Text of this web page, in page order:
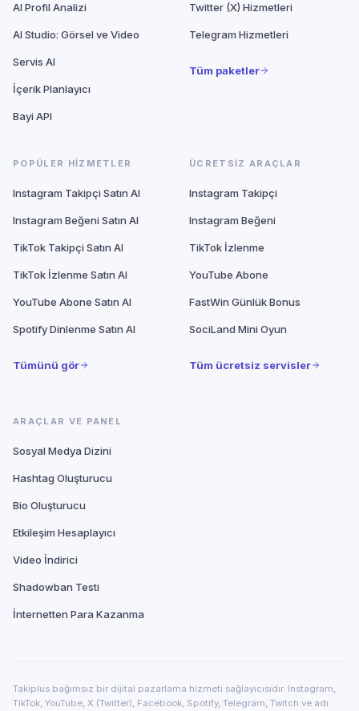
AI Profil Analizi
AI Studio: Görsel ve Video
Servis AI
İçerik Planlayıcı
Bayi API
Twitter (X) Hizmetleri
Telegram Hizmetleri
Tüm paketler
POPÜLER HIZMETLER
Instagram Takipçi Satın Al
Instagram Beğeni Satın Al
TikTok Takipçi Satın Al
TikTok İzlenme Satın Al
YouTube Abone Satın Al
Spotify Dinlenme Satın Al
Tümünü gör
ÜCRETSIZ ARAÇLAR
Instagram Takipçi
Instagram Beğeni
TikTok İzlenme
YouTube Abone
FastWin Günlük Bonus
SociLand Mini Oyun
Tüm ücretsiz servisler
ARAÇLAR VE PANEL
Sosyal Medya Dizini
Hashtag Oluşturucu
Bio Oluşturucu
Etkileşim Hesaplayıcı
Video İndirici
Shadowban Testi
İnternetten Para Kazanma
Takiplus bağımsız bir dijital pazarlama hizmeti sağlayıcısıdır. Instagram,
TikTok, YouTube, X (Twitter), Facebook, Spotify, Telegram, Twitch ve adı